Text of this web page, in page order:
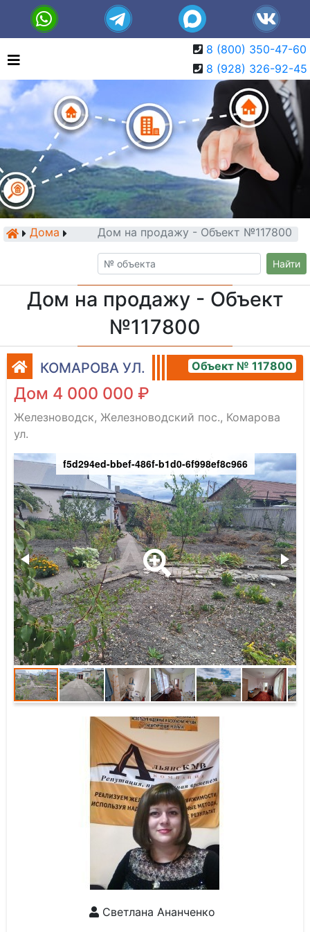
8 (800) 350-47-60
8 (928) 326-92-45
Дома Дом на продажу - Объект №117800
Найти
Дом на продажу - Объект
№117800
КОМАРОВА УЛ. Объект № 117800
Дом 4 000 000 ₽
Железноводск, Железноводский пос., Комарова
ул.
f5d294ed-bbef-486f-b1d0-6f998ef8c966
Светлана Ананченко